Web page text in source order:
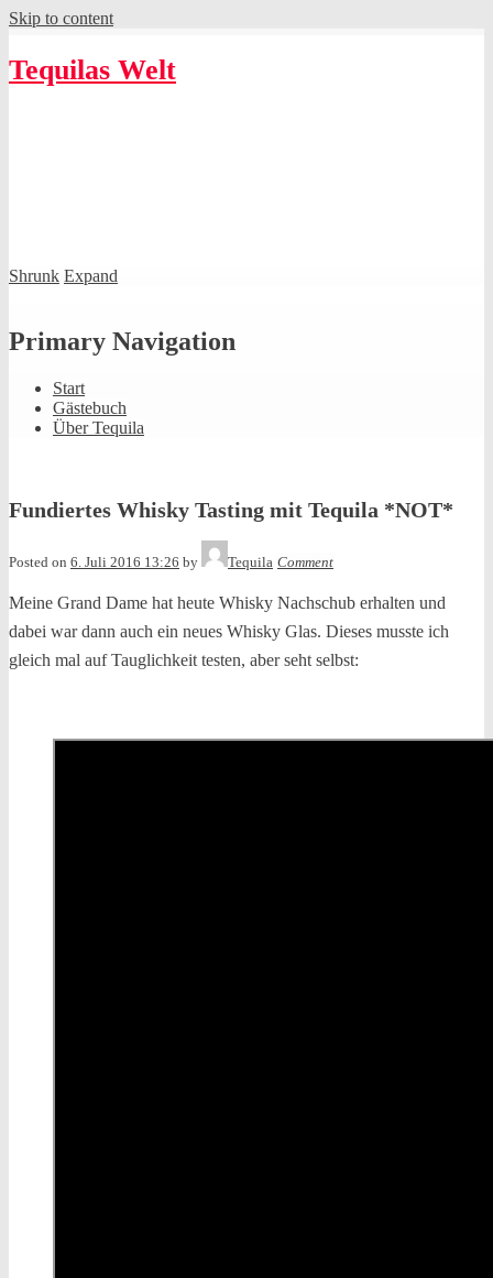
Skip to content
Tequilas Welt
Shrunk Expand
Primary Navigation
Start
Gästebuch
Über Tequila
Fundiertes Whisky Tasting mit Tequila *NOT*
Posted on 6. Juli 2016 13:26 by Tequila Comment
Meine Grand Dame hat heute Whisky Nachschub erhalten und
dabei war dann auch ein neues Whisky Glas. Dieses musste ich
gleich mal auf Tauglichkeit testen, aber seht selbst: